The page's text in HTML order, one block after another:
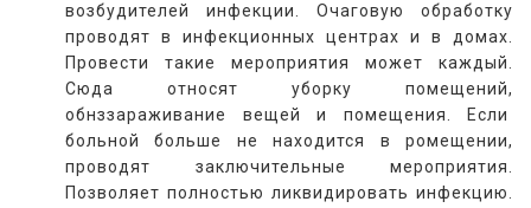
возбудителей инфекции. Очаговую обработку
проводят в инфекционных центрах и в домах.
Провести такие мероприятия может каждый.
Сюда относят уборку помещений,
обнззараживание вещей и помещения. Если
больной больше не находится в ромещении,
проводят заключительные мероприятия.
Позволяет полностью ликвидировать инфекцию.